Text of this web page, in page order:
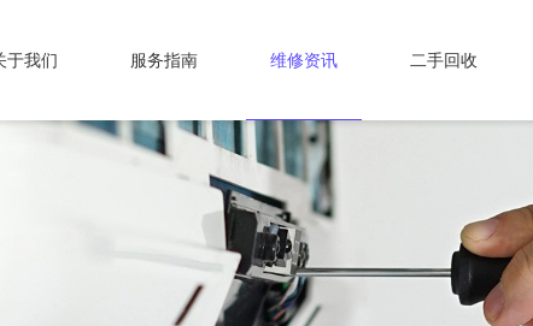
于我们 服务指南 维修资讯 二手回收